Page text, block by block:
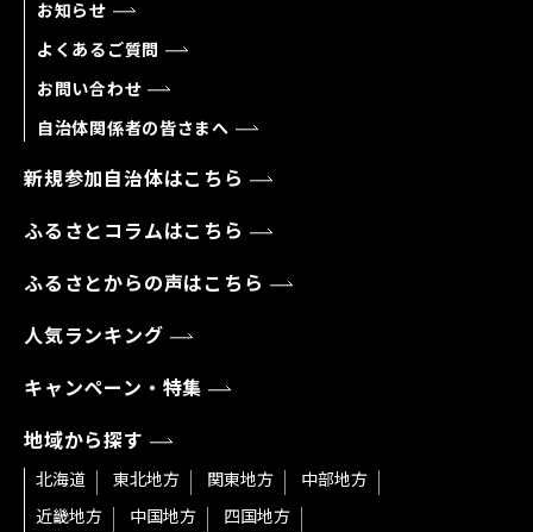
お知らせ
よくあるご質問
お問い合わせ
自治体関係者の皆さまへ
新規参加自治体はこちら
ふるさとコラムはこちら
ふるさとからの声はこちら
人気ランキング
キャンペーン・特集
地域から探す
北海道 東北地方 関東地方
中部地方
近畿地方
中国地方
四国地方